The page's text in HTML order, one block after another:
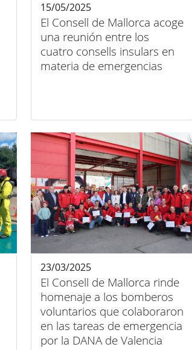
El Consell de Mallorca acoge
una reunión entre los
cuatro consells insulars en
materia de emergencias
15/05/2025
El Consell de Mallorca rinde
homenaje a los bomberos
voluntarios que colaboraron
en las tareas de emergencia
por la DANA de Valencia
23/03/2025